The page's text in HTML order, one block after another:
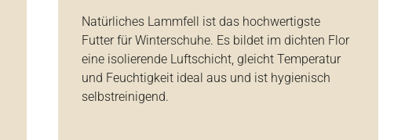
Natürliches Lammfell ist das hochwertigste
Futter für Winterschuhe. Es bildet im dichten Flor
eine isolierende Luftschicht, gleicht Temperatur
und Feuchtigkeit ideal aus und ist hygienisch
selbstreinigend.